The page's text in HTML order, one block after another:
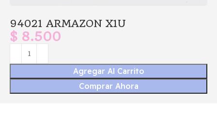
94021 ARMAZON X1U
$ 8.500
Agregar Al Carrito
Comprar Ahora